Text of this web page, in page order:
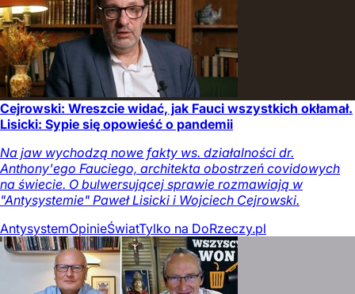
Cejrowski: Wreszcie widać, jak Fauci wszystkich okłamał.
Lisicki: Sypie się opowieść o pandemii
Na jaw wychodzą nowe fakty ws. działalności dr.
Anthony'ego Fauciego, architekta obostrzeń covidowych
na świecie. O bulwersującej sprawie rozmawiają w
"Antysystemie" Paweł Lisicki i Wojciech Cejrowski.
AntysystemOpinieŚwiatTylko na DoRzeczy.pl